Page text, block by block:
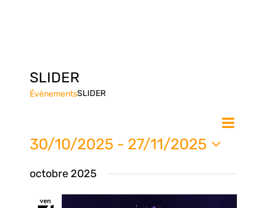
SLIDER
ÉvènementsSLIDER
Liste
30/10/2025 - 27/11/2025
une
date.
octobre 2025
ven